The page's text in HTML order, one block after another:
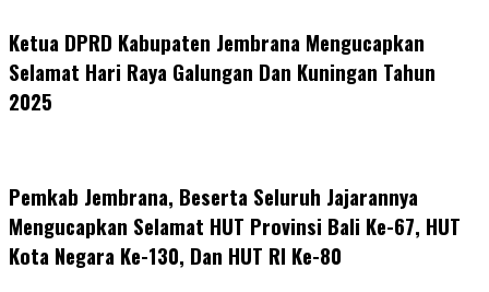
Ketua DPRD Kabupaten Jembrana Mengucapkan
Selamat Hari Raya Galungan Dan Kuningan Tahun
2025
Pemkab Jembrana, Beserta Seluruh Jajarannya
Mengucapkan Selamat HUT Provinsi Bali Ke-67, HUT
Kota Negara Ke-130, Dan HUT RI Ke-80